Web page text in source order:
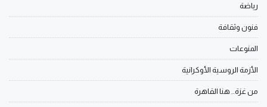
رياضة
فنون وثقافة
المنوعات
الأزمة الروسية الأوكرانية
من غزة.. هنا القاهرة